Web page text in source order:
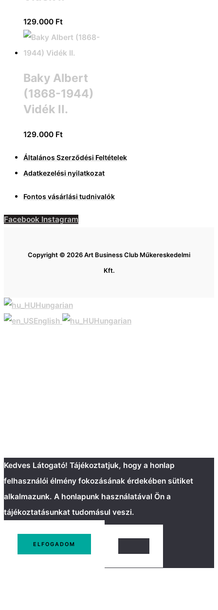
129.000 Ft
Baky Albert
(1868-1944)
Vidék II.
129.000 Ft
Általános Szerződési Feltételek
Adatkezelési nyilatkozat
Fontos vásárlási tudnivalók
Facebook Instagram
Copyright © 2026 Art Business Club Műkereskedelmi
Kft.
Hungarian
English
Hungarian
Kedves Látogató! Tájékoztatjuk, hogy a honlap
felhasználói élmény fokozásának érdekében sütiket
alkalmazunk. A honlapunk használatával Ön a
tájékoztatásunkat tudomásul veszi.
ELFOGADOM